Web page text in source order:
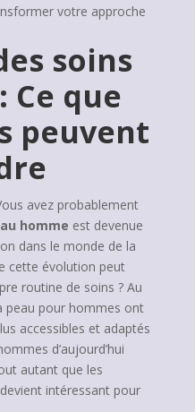
votre approche
soins
Ce que
peuvent
avez probablement
homme est devenue
dans le monde de la
cette évolution peut
routine de soins ? Au
peau pour hommes ont
accessibles et adaptés
d’aujourd’hui
autant que les
intéressant pour